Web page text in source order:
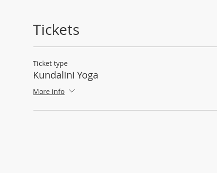
Tickets
Ticket type
Kundalini Yoga
More info